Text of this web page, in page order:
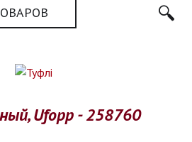
Ufopp - 258760